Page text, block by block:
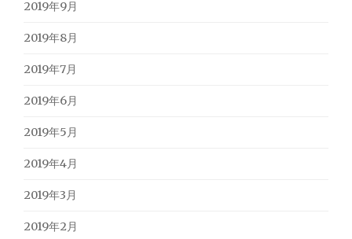
2019年9月
2019年8月
2019年7月
2019年6月
2019年5月
2019年4月
2019年3月
2019年2月